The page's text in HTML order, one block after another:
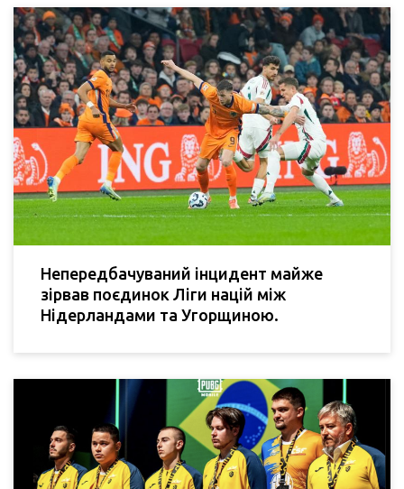
Непередбачуваний інцидент майже
зірвав поєдинок Ліги націй між
Нідерландами та Угорщиною.